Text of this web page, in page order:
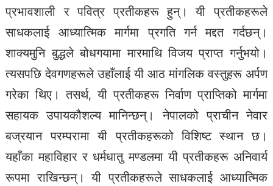
प्रभावशाली र पवित्र प्रतीकहरू हुन्। यी प्रतीकहरूले
साधकलाई आध्यात्मिक मार्गमा प्रगति गर्न मद्दत गर्दछन्।
शाक्यमुनि बुद्धले बोधगयामा मारमाथि विजय प्राप्त गर्नुभयो।
त्यसपछि देवगणहरूले उहाँलाई यी आठ मांगलिक वस्तुहरू अर्पण
गरेका थिए। तसर्थ, यी प्रतीकहरू निर्वाण प्राप्तिको मार्गमा
सहायक उपायकौशल्य मानिन्छन्। नेपालको प्राचीन नेवार
बज्रयान परम्परामा यी प्रतीकहरूको विशिष्ट स्थान छ।
यहाँका महाविहार र धर्मधातु मण्डलमा यी प्रतीकहरू अनिवार्य
रूपमा राखिन्छन्। यी प्रतीकहरूले साधकलाई आध्यात्मिक